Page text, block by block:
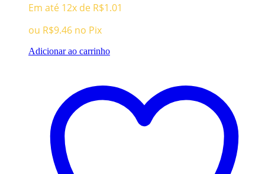
Em até 12x de R$1.01
ou R$9.46 no Pix
Adicionar ao carrinho